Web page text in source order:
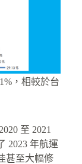
，相較於台
至 2021
2023 年航運
甚至大幅修